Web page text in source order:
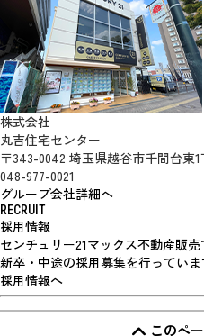
株式会社
丸吉住宅センター
〒343-0042 埼玉県越谷市千間台東1
048-977-0021
グループ会社詳細へ
RECRUIT
採用情報
センチュリー21マックス不動産販売
新卒・中途の採用募集を行っていま
採用情報へ
このペ